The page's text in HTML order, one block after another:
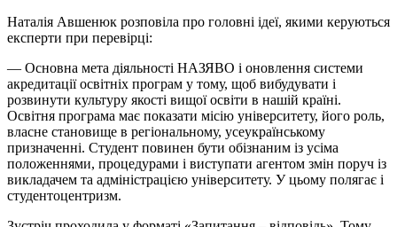
Наталія Авшенюк розповіла про головні ідеї, якими керуються
експерти при перевірці:
— Основна мета діяльності НАЗЯВО і оновлення системи
акредитації освітніх програм у тому, щоб вибудувати і
розвинути культуру якості вищої освіти в нашій країні.
Освітня програма має показати місію університету, його роль,
власне становище в регіональному, усеукраїнському
призначенні. Студент повинен бути обізнаним із усіма
положеннями, процедурами і виступати агентом змін поруч із
викладачем та адміністрацією університету. У цьому полягає і
студентоцентризм.